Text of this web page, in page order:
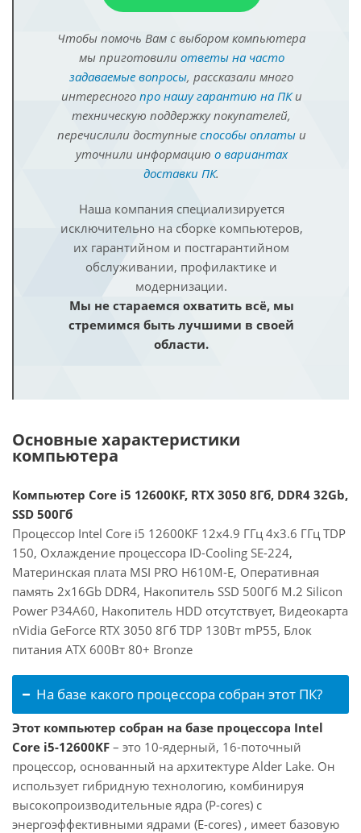
Чтобы помочь Вам с выбором компьютера
мы приготовили ответы на часто
задаваемые вопросы, рассказали много
интересного про нашу гарантию на ПКи
техническую поддержку покупателей,
перечислили доступные способы оплатыи
уточнили информацию о вариантах
доставки ПК.
Наша компания специализируется
исключительно на сборке компьютеров,
их гарантийном и постгарантийном
обслуживании, профилактике и
модернизации.
Мы не стараемся охватить всё, мы
стремимся быть лучшими в своей
области.
Основные характеристики
компьютера
Компьютер Core i5 12600KF, RTX 3050 8Гб, DDR4 32Gb,
SSD 500Гб
Процессор Intel Core i5 12600KF 12x4.9 ГГц 4x3.6 ГГц TDP
150, Охлаждение процессора ID-Cooling SE-224,
Материнская плата MSI PRO H610M-E, Оперативная
память 2x16Gb DDR4, Накопитель SSD 500Гб M.2 Silicon
Power P34A60, Накопитель HDD отсутствует, Видеокарта
nVidia GeForce RTX 3050 8Гб TDP 130Вт mP55, Блок
питания ATX 600Вт 80+ Bronze
На базе какого процессора собран этот ПК?
Этот компьютер собран на базе процессора Intel
Core i5-12600KF – это 10-ядерный, 16-поточный
процессор, основанный на архитектуре Alder Lake. Он
использует гибридную технологию, комбинируя
высокопроизводительные ядра (P-cores) с
энергоэффективными ядрами (E-cores) , имеет базовую